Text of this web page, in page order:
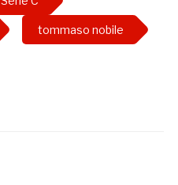
tommaso nobile